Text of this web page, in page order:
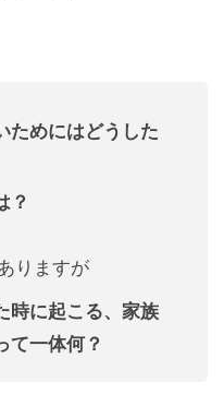
ためにはどうした
？
りますが
時に起こる、家族
て一体何？